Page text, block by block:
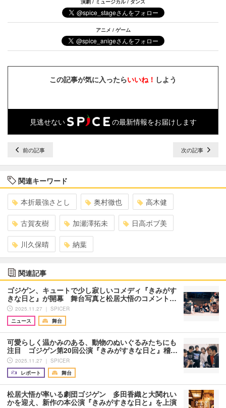
演劇 / ミュージカル / ダンス
アニメ / ゲーム
この記事が気に入ったらいいね！ しよう
見逃せない の最新情報をお届けします
前の記事 次の記事
関連キーワード
本折最強さとし 奥村徹也 高木健
古賀友樹 加瀬澤拓未 日高ボブ美
川久保晴 納葉
関連記事
ゴジゲン、キュートで少し寂しいコメディ『きみがす
きな日と』が開幕 舞台写真と松居大悟のコメント…
2025.11.27 ｜ SPICER
ニュース
舞台
可愛らしく温かみのある、動物のぬいぐるみたちにも
注目 ゴジゲン第20回公演『きみがすきな日と』稽…
2025.11.27 ｜ SPICER
レポート
舞台
松居大悟が率いる劇団ゴジゲン 多田香織と大関れい
かを迎え、新作の本公演『きみがすきな日と』を上演